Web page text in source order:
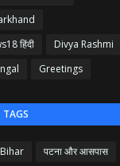
हिंदी
Divya Rashmi
Greetings
TAGS
पटना और आसपास